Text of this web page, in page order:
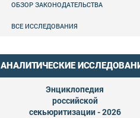
ОБЗОР ЗАКОНОДАТЕЛЬСТВА
ВСЕ ИССЛЕДОВАНИЯ
АНАЛИТИЧЕСКИЕ
Энциклопедия
российской
секьюритизации - 2026